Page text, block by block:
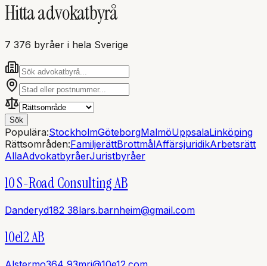
Hitta advokatbyrå
7 376 byråer i hela Sverige
Sök
Populära:StockholmGöteborgMalmöUppsalaLinköping
Rättsområden:FamiljerättBrottmålAffärsjuridikArbetsrätt
AllaAdvokatbyråerJuristbyråer
10 S-Road Consulting AB
Danderyd182 38lars.barnheim@gmail.com
10e12 AB